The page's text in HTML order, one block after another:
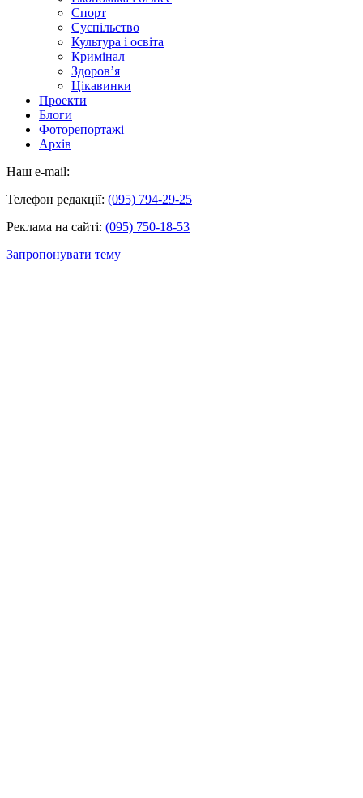
Спорт
Суспільство
Культура і освіта
Кримінал
Здоров’я
Цікавинки
Проекти
Блоги
Фоторепортажі
Архів
Наш e-mail:
Телефон редакції: (095) 794-29-25
Реклама на сайті: (095) 750-18-53
Запропонувати тему